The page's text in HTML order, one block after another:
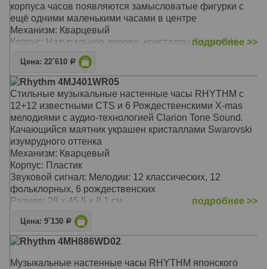
корпуса часов появляются замысловатые фигурки с
ещё одними маленькими часами в центре
Механизм: Кварцевый
Корпус: Натуральное дерево, кристаллы Swarovski
Звуковой сигнал: Почасовые мелодии: 12 магических и
4 рождественских
Размер: 43 х 54 х 12 см
подробнее >>
Цена: 22`610 Р
Rhythm 4MJ401WR05
Стильные музыкальные настенные часы RHYTHM с
12+12 известными CTS и 6 Рождественскими X-mas
мелодиями с аудио-технологией Clarion Tone Sound.
Качающийся маятник украшен кристаллами Swarovski
изумрудного оттенка
Механизм: Кварцевый
Корпус: Пластик
Звуковой сигнал: Мелодии: 12 классических, 12
фольклорных, 6 рождественских
Размер: 29 х 45,5 х 8,1 см
подробнее >>
Цена: 9`130 Р
Rhythm 4MH886WD02
Музыкальные настенные часы RHYTHM японского